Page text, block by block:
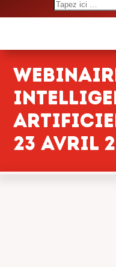
Search
for:
23 avril